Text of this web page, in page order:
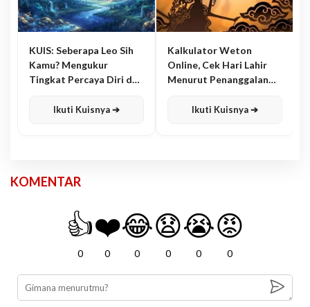
KUIS: Seberapa Leo Sih
Kamu? Mengukur
Tingkat Percaya Diri dan
Ikuti Kuisnya ➔
Kalkulator Weton
Online, Cek Hari Lahir
Menurut Penanggalan
Ikuti Kuisnya ➔
KOMENTAR
👍
0
❤️
0
😂
0
😧
0
😭
0
😡
0